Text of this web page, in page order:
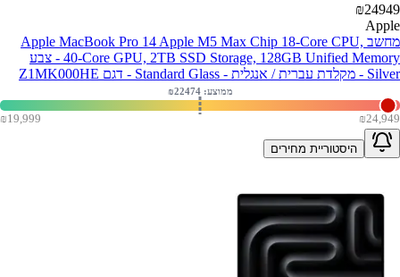
₪24949
Apple
מחשב Apple MacBook Pro 14 Apple M5 Max Chip 18-Core CPU,
40-Core GPU, 2TB SSD Storage, 128GB Unified Memory - צבע
Silver - מקלדת עברית / אנגלית - Standard Glass - דגם Z1MK000HE
₪19,999 ₪24,949
ממוצע: ₪22474
היסטוריית מחירים